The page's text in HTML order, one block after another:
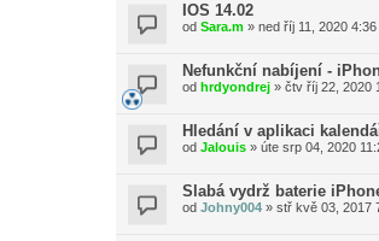
IOS 14.02
od Sara.m » ned říj 11, 2020 4:36
Nefunkční nabíjení -
od hrdyondrej » čtv říj 22, 2020
Hledání v aplikaci
od Jalouis » úte srp 04, 2020
Slabá vydrž baterie
od Johny004 » stř kvě 03, 2017